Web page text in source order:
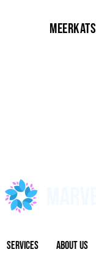
MEERKATS
SERVICES ABOUT US